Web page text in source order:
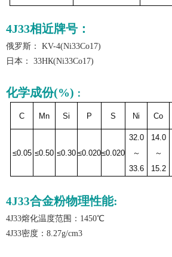
4J33相近牌号：
俄罗斯：
KV-4(Ni33Co17)
日本：
33HК(Ni33Co17)
化学成份(%) ：
C Mn Si P S Ni Co
≤0.05 ≤0.50 ≤0.30 ≤0.020≤0.020
32.0
～
33.6
14.0
～
15.2
4J33合金粉物理性能:
4J33熔化温度范围 ：1450℃
4J33密度 ：8.27g/cm3